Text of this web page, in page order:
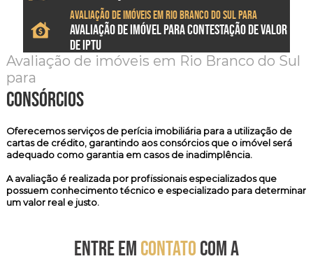
Avaliação de imóveis em Rio Branco do Sul para
AVALIAÇÃO DE IMÓVEL PARA CONTESTAÇÃO DE VALOR
DE IPTU
Avaliação de imóveis em Rio Branco do Sul
para
consórcios
Oferecemos serviços de perícia imobiliária para a utilização de
cartas de crédito, garantindo aos consórcios que o imóvel será
adequado como garantia em casos de inadimplência.
A avaliação é realizada por profissionais especializados que
possuem conhecimento técnico e especializado para determinar
um valor real e justo.
ENTRE EM CONTATO COM A